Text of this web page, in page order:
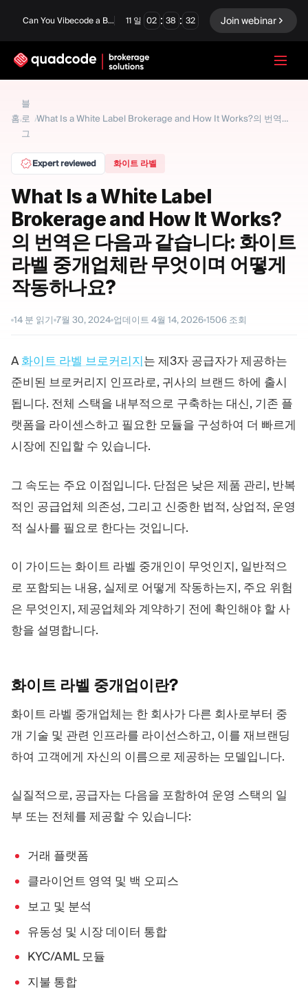
Can You Vibecode a Brokerage Platform? 11 일 02 : 38 : 31 Join webinar
홈 /
블
로
그
/ What Is a White Label Brokerage and How It Works?의 번역은 다음과 같습니다: 화이트 라벨 중개업체란 무엇이며 어떻게 작동하나요?
Expert reviewed 화이트 라벨
What Is a White Label
Brokerage and How It Works?
의 번역은 다음과 같습니다: 화이트
라벨 중개업체란 무엇이며 어떻게
작동하나요?
14 분 읽기 7월 30, 2024 업데이트 4월 14, 2026 1506 조회
A화이트 라벨 브로커리지는 제3자 공급자가 제공하는
준비된 브로커리지 인프라로, 귀사의 브랜드 하에 출시
됩니다. 전체 스택을 내부적으로 구축하는 대신, 기존 플
랫폼을 라이센스하고 필요한 모듈을 구성하여 더 빠르게
시장에 진입할 수 있습니다.
그 속도는 주요 이점입니다. 단점은 낮은 제품 관리, 반복
적인 공급업체 의존성, 그리고 신중한 법적, 상업적, 운영
적 실사를 필요로 한다는 것입니다.
이 가이드는 화이트 라벨 중개인이 무엇인지, 일반적으
로 포함되는 내용, 실제로 어떻게 작동하는지, 주요 위험
은 무엇인지, 제공업체와 계약하기 전에 확인해야 할 사
항을 설명합니다.
화이트 라벨 중개업이란?
화이트 라벨 중개업체는 한 회사가 다른 회사로부터 중
개 기술 및 관련 인프라를 라이선스하고, 이를 재브랜딩
하여 고객에게 자신의 이름으로 제공하는 모델입니다.
실질적으로, 공급자는 다음을 포함하여 운영 스택의 일
부 또는 전체를 제공할 수 있습니다:
거래 플랫폼
클라이언트 영역 및 백 오피스
보고 및 분석
유동성 및 시장 데이터 통합
KYC/AML 모듈
지불 통합
턴키 솔루션
Forex / CFD
프롭 펌
바이너리 옵션
거래소 및 청산
모듈
트레이딩 플랫폼 백오피스
리소스
마케팅 가이드
블로그
용어집
수익 계산기
더보기
회사 소개
팀
이벤트
지속가능성
팔로우하기